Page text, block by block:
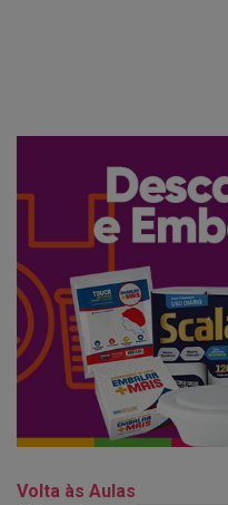
Volta às Aulas